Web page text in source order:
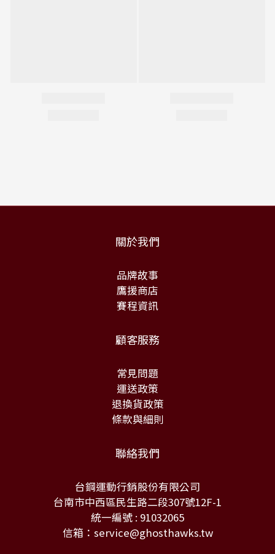
關於我們
品牌故事
鷹援商店
賽程資訊
顧客服務
常見問題
運送政策
退換貨政策
條款與細則
聯絡我們
台鋼運動行銷股份有限公司
台南市中西區民生路二段307號12F-1
統一編號 : 91032065
信箱：service@ghosthawks.tw